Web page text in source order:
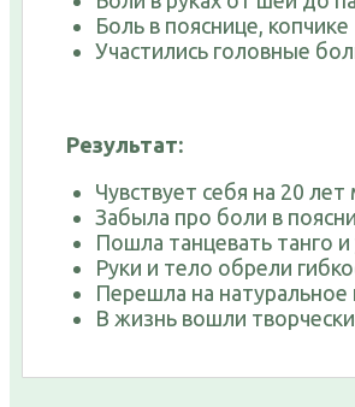
Боль в пояснице, копчике
Участились головные
Результат:
Чувствует себя на 20
Забыла про боли в
Пошла танцевать танго
Руки и тело обрели
Перешла на натуральное
В жизнь вошли